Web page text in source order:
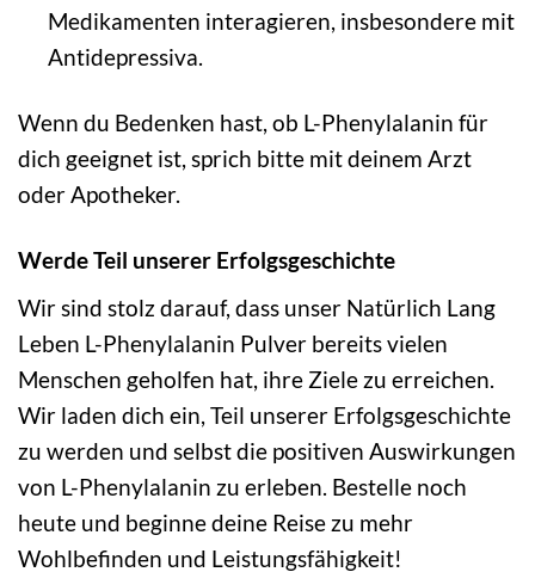
Medikamenten interagieren, insbesondere mit
Antidepressiva.
Wenn du Bedenken hast, ob L-Phenylalanin für
dich geeignet ist, sprich bitte mit deinem Arzt
oder Apotheker.
Werde Teil unserer Erfolgsgeschichte
Wir sind stolz darauf, dass unser Natürlich Lang
Leben L-Phenylalanin Pulver bereits vielen
Menschen geholfen hat, ihre Ziele zu erreichen.
Wir laden dich ein, Teil unserer Erfolgsgeschichte
zu werden und selbst die positiven Auswirkungen
von L-Phenylalanin zu erleben. Bestelle noch
heute und beginne deine Reise zu mehr
Wohlbefinden und Leistungsfähigkeit!